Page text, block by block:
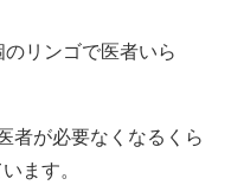
リンゴで医者いら
者が必要なくなるくら
ます。